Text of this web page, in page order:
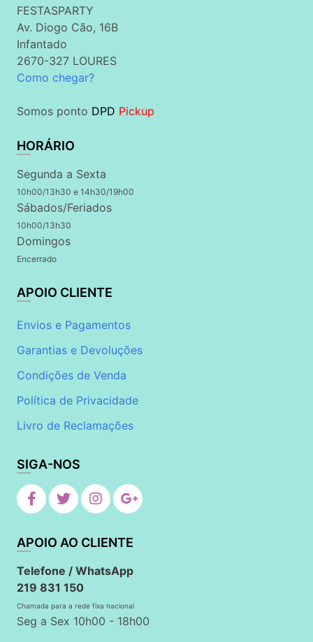
FESTASPARTY
Av. Diogo Cão, 16B
Infantado
2670-327 LOURES
Como chegar?
Somos ponto DPD Pickup
HORÁRIO
Segunda a Sexta
10h00/13h30 e 14h30/19h00
Sábados/Feriados
10h00/13h30
Domingos
Encerrado
APOIO CLIENTE
Envios e Pagamentos
Garantias e Devoluções
Condições de Venda
Política de Privacidade
Livro de Reclamações
SIGA-NOS
APOIO AO CLIENTE
Telefone / WhatsApp
219 831 150
Chamada para a rede fixa nacional
Seg a Sex 10h00 - 18h00